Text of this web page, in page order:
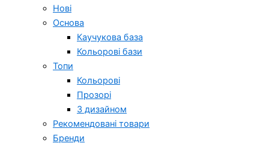
Нові
Основа
Каучукова база
Кольорові бази
Топи
Кольорові
Прозорі
З дизайном
Рекомендовані товари
Бренди